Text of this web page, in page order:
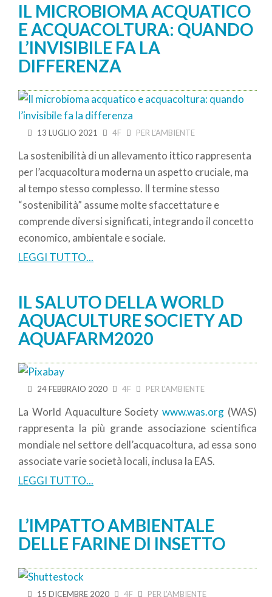
IL MICROBIOMA ACQUATICO
E ACQUACOLTURA: QUANDO
L’INVISIBILE FA LA
DIFFERENZA
13 LUGLIO 2021 4F PER L’AMBIENTE
La sostenibilità di un allevamento ittico rappresenta
per l’acquacoltura moderna un aspetto cruciale, ma
al tempo stesso complesso. Il termine stesso
“sostenibilità” assume molte sfaccettature e
comprende diversi significati, integrando il concetto
economico, ambientale e sociale.
LEGGI TUTTO...
IL SALUTO DELLA WORLD
AQUACULTURE SOCIETY AD
AQUAFARM2020
24 FEBBRAIO 2020 4F PER L’AMBIENTE
La World Aquaculture Societywww.was.org (WAS)
rappresenta la più grande associazione scientifica
mondiale nel settore dell’acquacoltura, ad essa sono
associate varie società locali, inclusa la EAS.
LEGGI TUTTO...
L’IMPATTO AMBIENTALE
DELLE FARINE DI INSETTO
15 DICEMBRE 2020 4F PER L’AMBIENTE